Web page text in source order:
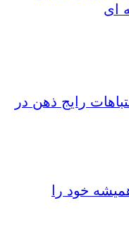
ای
رایج ذهن در
خود را